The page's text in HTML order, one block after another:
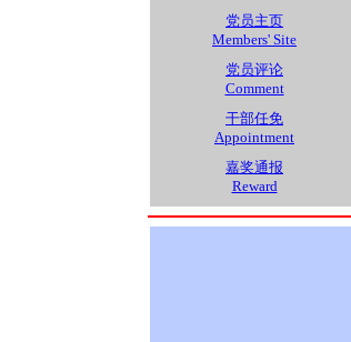
党员主页
Members' Site
党员评论
Comment
干部任免
Appointment
嘉奖通报
Reward